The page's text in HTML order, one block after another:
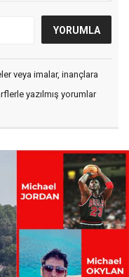
veya imalar, inançlara
yazılmış yorumlar